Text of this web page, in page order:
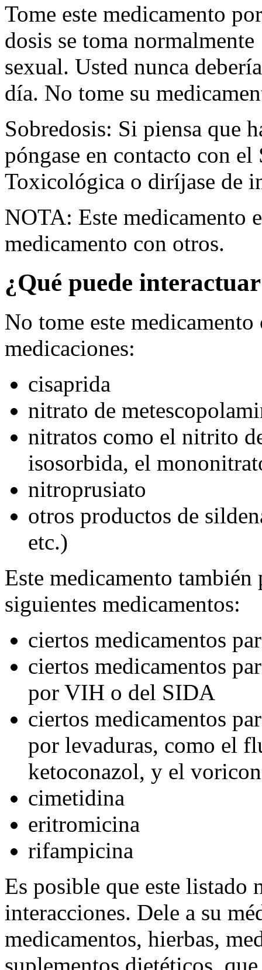
Tome este medicamento
dosis se toma
sexual. Usted nunca
día. No tome su
Sobredosis: Si piensa que
póngase en contacto con
Toxicológica o diríjase de
NOTA: Este medicamento
medicamento con otros.
¿Qué puede
No tome este
medicaciones:
cisaprida
nitrato de
nitratos como el nitrito
isosorbida, el
nitroprusiato
otros productos de
etc.)
Este medicamento
siguientes medicamentos:
ciertos medicamentos
ciertos medicamentos
por VIH o del SIDA
ciertos medicamentos
por levaduras, como el
ketoconazol, y el
cimetidina
eritromicina
rifampicina
Es posible que este listado
interacciones. Dele a su
medicamentos, hierbas,
suplementos dietéticos,